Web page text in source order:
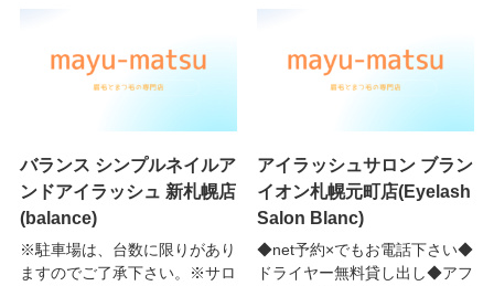
バランス シンプルネイルア
ンドアイラッシュ 新札幌店
(balance)
※駐車場は、台数に限りがあり
ますのでご了承下さい。※サロ
アイラッシュサロン ブラン
イオン札幌元町店(Eyelash
Salon Blanc)
◆net予約×でもお電話下さい◆
ドライヤー無料貸し出し◆アフ